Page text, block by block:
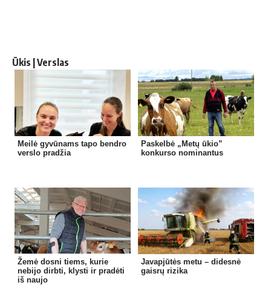
Ūkis | Verslas
Meilė gyvūnams tapo bendro
verslo pradžia
Paskelbė „Metų ūkio”
konkurso nominantus
Žemė dosni tiems, kurie
nebijo dirbti, klysti ir pradėti
iš naujo
Javapjūtės metu – didesnė
gaisrų rizika